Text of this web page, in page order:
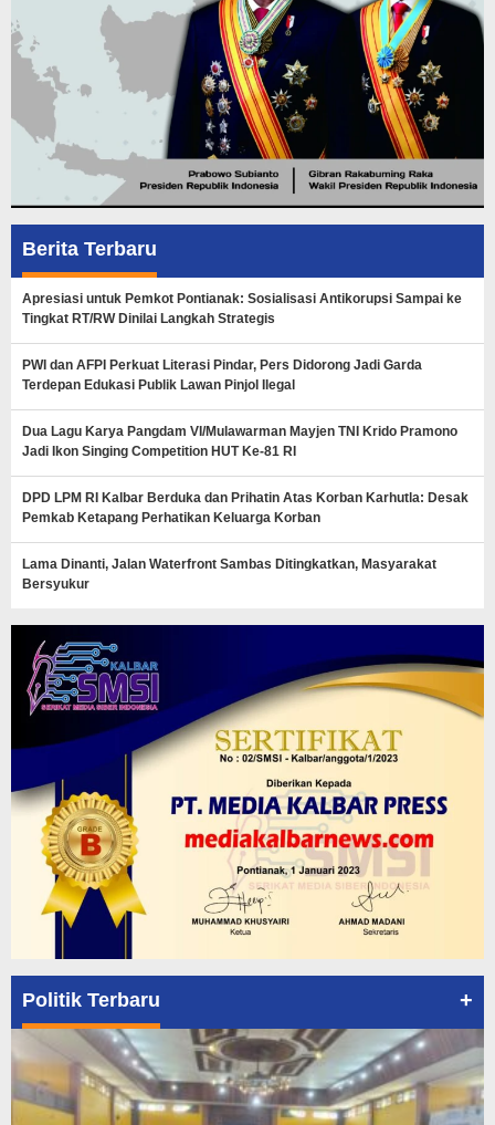
Berita Terbaru
Apresiasi untuk Pemkot Pontianak: Sosialisasi Antikorupsi Sampai ke
Tingkat RT/RW Dinilai Langkah Strategis
PWI dan AFPI Perkuat Literasi Pindar, Pers Didorong Jadi Garda
Terdepan Edukasi Publik Lawan Pinjol Ilegal
Dua Lagu Karya Pangdam VI/Mulawarman Mayjen TNI Krido Pramono
Jadi Ikon Singing Competition HUT Ke-81 RI
DPD LPM RI Kalbar Berduka dan Prihatin Atas Korban Karhutla: Desak
Pemkab Ketapang Perhatikan Keluarga Korban
Lama Dinanti, Jalan Waterfront Sambas Ditingkatkan, Masyarakat
Bersyukur
Politik Terbaru +